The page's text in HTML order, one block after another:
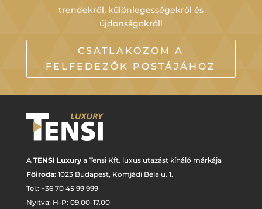
trendekről, különlegességekről és
újdonságokról!
CSATLAKOZOM A
FELFEDEZŐK POSTÁJÁHOZ
A TENSI Luxurya Tensi Kft. luxus utazást kínáló márkája
Főiroda: 1023 Budapest, Komjádi Béla u. 1.
Tel.: +36 70 45 99 999
Nyitva: H-P: 09.00-17.00